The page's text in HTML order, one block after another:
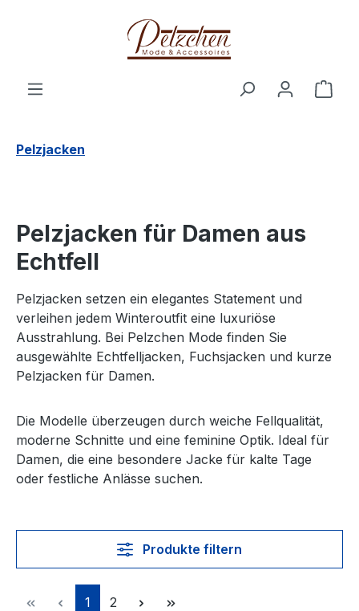
Zum Hauptinhalt springen
Pelzjacken
Pelzjacken für Damen aus
Echtfell
Pelzjacken setzen ein elegantes Statement und
verleihen jedem Winteroutfit eine luxuriöse
Ausstrahlung. Bei Pelzchen Mode finden Sie
ausgewählte Echtfelljacken, Fuchsjacken und kurze
Pelzjacken für Damen.
Die Modelle überzeugen durch weiche Fellqualität,
moderne Schnitte und eine feminine Optik. Ideal für
Damen, die eine besondere Jacke für kalte Tage
oder festliche Anlässe suchen.
Produkte filtern
Seite
1 Seite
2